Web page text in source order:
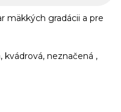
mäkkých gradácii a pre
kvádrová, neznačená ,